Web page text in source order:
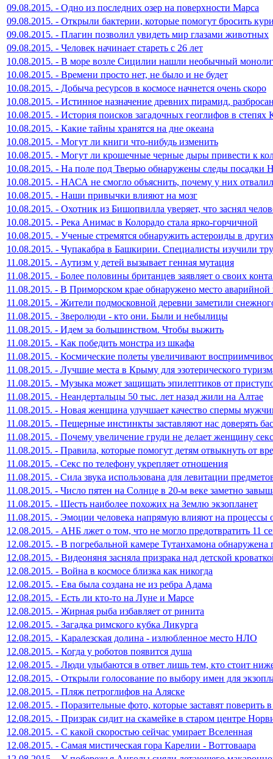
09.08.2015. - Одно из последних озер на поверхности Марса
09.08.2015. - Открыли бактерии, которые помогут бросить
09.08.2015. - Плагин позволил увидеть мир глазами животных
09.08.2015. - Человек начинает стареть с 26 лет
10.08.2015. - В море возле Сицилии нашли необычный
10.08.2015. - Времени просто нет, не было и не будет
10.08.2015. - Добыча ресурсов в космосе начнется очень скоро
10.08.2015. - Истинное назначение древних пирамид,
10.08.2015. - История поисков загадочных геоглифов в степях
10.08.2015. - Какие тайны хранятся на дне океана
10.08.2015. - Могут ли книги что-нибудь изменить
10.08.2015. - Могут ли крошечные черные дыры привести к
10.08.2015. - На поле под Тверью обнаружены следы посадки
10.08.2015. - НАСА не смогло объяснить, почему у них
10.08.2015. - Наши привычки влияют на мозг
10.08.2015. - Охотник из Бишопвилла уверяет, что заснял
10.08.2015. - Река Анимас в Колорадо стала ярко-горчичной
10.08.2015. - Ученые стремятся обнаружить астероиды в
10.08.2015. - Чупакабра в Башкирии. Специалисты изучили
11.08.2015. - Аутизм у детей вызывает генная мутация
11.08.2015. - Более половины британцев заявляет о своих
11.08.2015. - В Приморском крае обнаружено место
11.08.2015. - Жители подмосковной деревни заметили
11.08.2015. - Зверолюди - кто они. Были и небылицы
11.08.2015. - Идем за большинством. Чтобы выжить
11.08.2015. - Как победить монстра из шкафа
11.08.2015. - Космические полеты увеличивают
11.08.2015. - Лучшие места в Крыму для эзотерического
11.08.2015. - Музыка может защищать эпилептиков от
11.08.2015. - Неандертальцы 50 тыс. лет назад жили на Алтае
11.08.2015. - Новая женщина улучшает качество спермы
11.08.2015. - Пещерные инстинкты заставляют нас доверять
11.08.2015. - Почему увеличение груди не делает женщину
11.08.2015. - Правила, которые помогут детям отвыкнуть от
11.08.2015. - Секс по телефону укрепляет отношения
11.08.2015. - Сила звука использована для левитации
11.08.2015. - Число пятен на Солнце в 20-м веке заметно
11.08.2015. - Шесть наиболее похожих на Землю экзопланет
11.08.2015. - Эмоции человека напрямую влияют на процессы
12.08.2015. - АНБ лжет о том, что не могло предотвратить 11
12.08.2015. - В погребальной камере Тутанхамона
12.08.2015. - Видеоняня засняла призрака над детской
12.08.2015. - Война в космосе близка как никогда
12.08.2015. - Ева была создана не из ребра Адама
12.08.2015. - Есть ли кто-то на Луне и Марсе
12.08.2015. - Жирная рыба избавляет от ринита
12.08.2015. - Загадка римского кубка Ликурга
12.08.2015. - Каралезская долина - излюбленное место НЛО
12.08.2015. - Когда у роботов появится душа
12.08.2015. - Люди улыбаются в ответ лишь тем, кто стоит
12.08.2015. - Открыли голосование по выбору имен для
12.08.2015. - Пляж петроглифов на Аляске
12.08.2015. - Поразительные фото, которые заставят
12.08.2015. - Призрак сидит на скамейке в старом центре
12.08.2015. - С какой скоростью сейчас умирает Вселенная
12.08.2015. - Самая мистическая гора Карелии - Воттоваара